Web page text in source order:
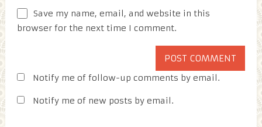
Save my name, email, and website in this
browser for the next time I comment.
Notify me of follow-up comments by email.
Notify me of new posts by email.